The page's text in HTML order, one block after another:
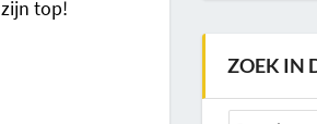
zijn top!
ZOEK IN